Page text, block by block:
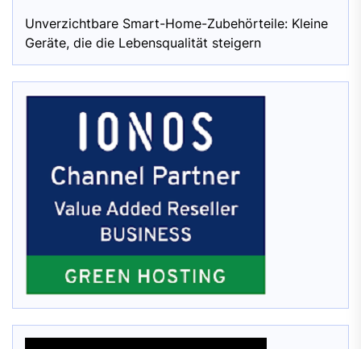
Unverzichtbare Smart-Home-Zubehörteile: Kleine
Geräte, die die Lebensqualität steigern